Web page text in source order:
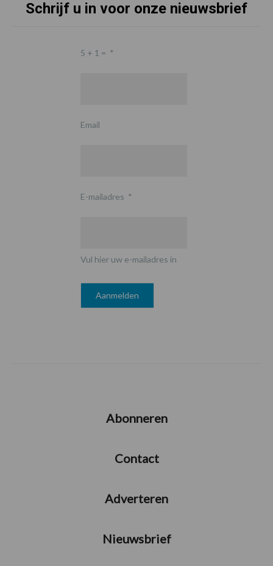
Schrijf u in voor onze nieuwsbrief
5 + 1 = *
Email
E-mailadres *
Vul hier uw e-mailadres in
Abonneren
Contact
Adverteren
Nieuwsbrief